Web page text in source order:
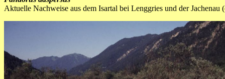
Aktuelle Nachweise aus dem Isartal bei Lenggries und der